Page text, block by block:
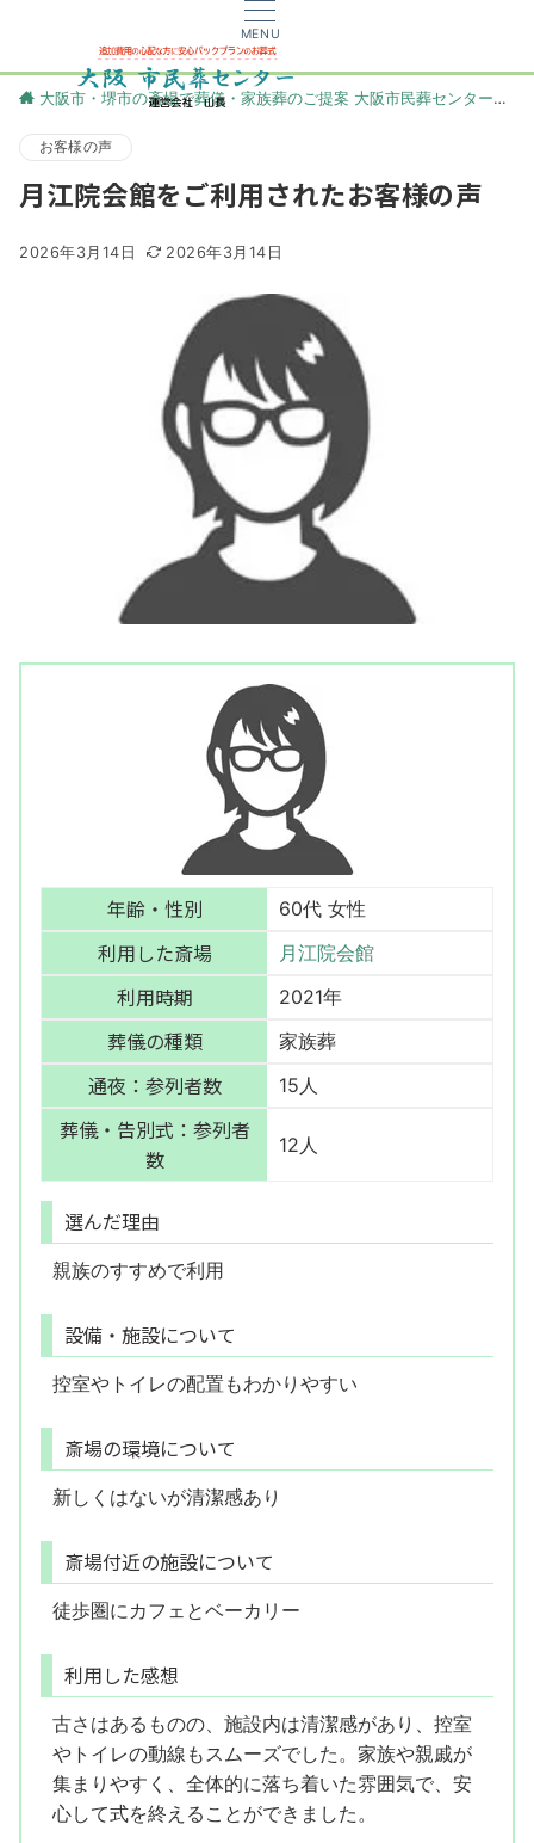
MENU
大阪市・堺市の斎場で葬儀・家族葬のご提案 大阪市民葬センター
お客様の声
月江院会館をご利用されたお客様の声
2026年3月14日 2026年3月14日
年齢・性別 60代 女性
利用した斎場 月江院会館
利用時期 2021年
葬儀の種類 家族葬
通夜：参列者数 15人
葬儀・告別式：参列者
数
12人
選んだ理由
親族のすすめで利用
設備・施設について
控室やトイレの配置もわかりやすい
斎場の環境について
新しくはないが清潔感あり
斎場付近の施設について
徒歩圏にカフェとベーカリー
利用した感想
古さはあるものの、施設内は清潔感があり、控室
やトイレの動線もスムーズでした。家族や親戚が
集まりやすく、全体的に落ち着いた雰囲気で、安
心して式を終えることができました。